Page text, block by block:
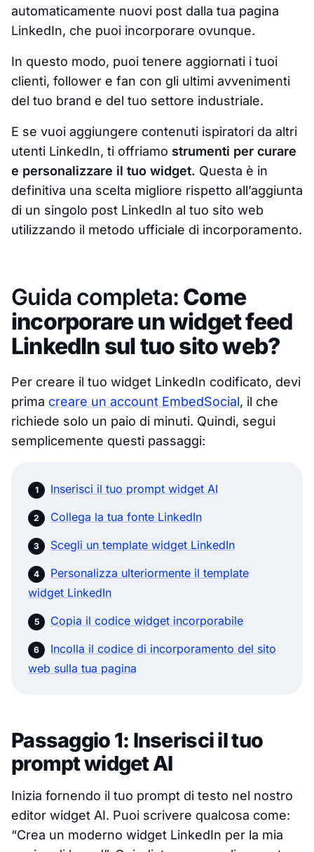
automaticamente nuovi post dalla tua pagina
LinkedIn, che puoi incorporare ovunque.
In questo modo, puoi tenere aggiornati i tuoi
clienti, follower e fan con gli ultimi avvenimenti
del tuo brand e del tuo settore industriale.
E se vuoi aggiungere contenuti ispiratori da altri
utenti LinkedIn, ti offriamo strumenti per curare
e personalizzare il tuo widget. Questa è in
definitiva una scelta migliore rispetto all’aggiunta
di un singolo post LinkedIn al tuo sito web
utilizzando il metodo ufficiale di incorporamento.
Guida completa: Come
incorporare un widget feed
LinkedIn sul tuo sito web?
Per creare il tuo widget LinkedIn codificato, devi
prima creare un account EmbedSocial, il che
richiede solo un paio di minuti. Quindi, segui
semplicemente questi passaggi:
Inserisci il tuo prompt widget AI
Collega la tua fonte LinkedIn
Scegli un template widget LinkedIn
Personalizza ulteriormente il template
widget LinkedIn
Copia il codice widget incorporabile
Incolla il codice di incorporamento del sito
web sulla tua pagina
Passaggio 1: Inserisci il tuo
prompt widget AI
Inizia fornendo il tuo prompt di testo nel nostro
editor widget AI. Puoi scrivere qualcosa come:
“Crea un moderno widget LinkedIn per la mia